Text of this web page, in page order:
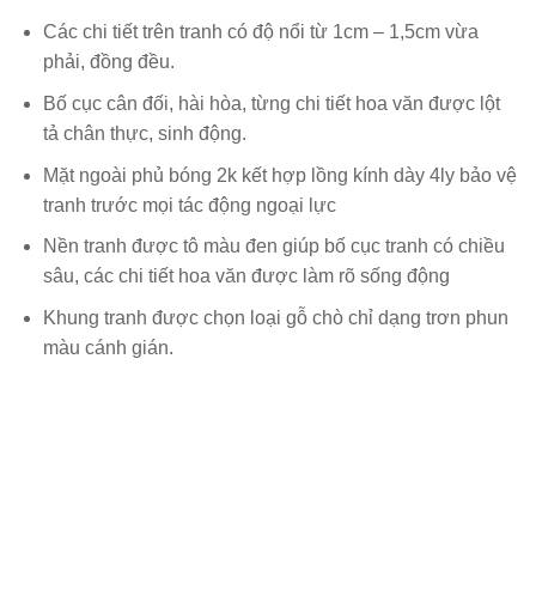
Các chi tiết trên tranh có độ nổi từ 1cm – 1,5cm vừa
phải, đồng đều.
Bố cục cân đối, hài hòa, từng chi tiết hoa văn được lột
tả chân thực, sinh động.
Mặt ngoài phủ bóng 2k kết hợp lồng kính dày 4ly bảo vệ
tranh trước mọi tác động ngoại lực
Nền tranh được tô màu đen giúp bố cục tranh có chiều
sâu, các chi tiết hoa văn được làm rõ sống động
Khung tranh được chọn loại gỗ chò chỉ dạng trơn phun
màu cánh gián.